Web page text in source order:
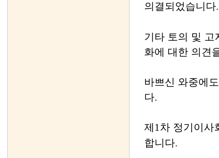
의결되었습니다.
기타 토의 및 고
화에 대한 의견
바쁘신 와중에
다.
제 1차 정기이사
합니다.